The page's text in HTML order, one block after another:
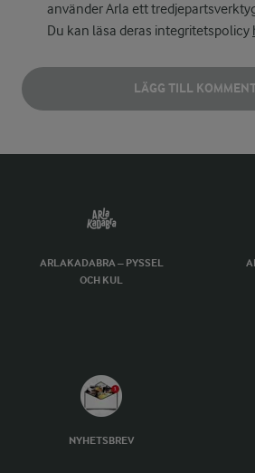
använder Arla ett
Du kan läsa deras integritetspolicy
LÄGG TILL
ARLAKADABRA – PYSSEL
OCH KUL
NYHETSBREV